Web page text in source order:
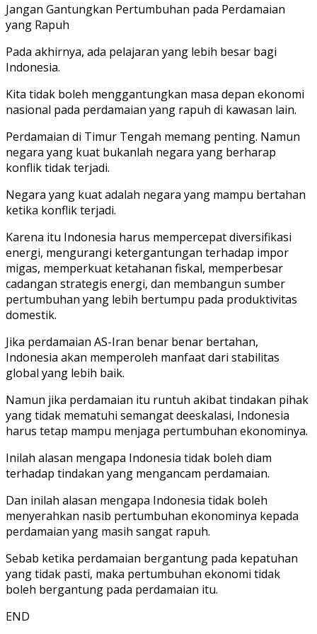
Jangan Gantungkan Pertumbuhan pada Perdamaian
yang Rapuh
Pada akhirnya, ada pelajaran yang lebih besar bagi
Indonesia.
Kita tidak boleh menggantungkan masa depan ekonomi
nasional pada perdamaian yang rapuh di kawasan lain.
Perdamaian di Timur Tengah memang penting. Namun
negara yang kuat bukanlah negara yang berharap
konflik tidak terjadi.
Negara yang kuat adalah negara yang mampu bertahan
ketika konflik terjadi.
Karena itu Indonesia harus mempercepat diversifikasi
energi, mengurangi ketergantungan terhadap impor
migas, memperkuat ketahanan fiskal, memperbesar
cadangan strategis energi, dan membangun sumber
pertumbuhan yang lebih bertumpu pada produktivitas
domestik.
Jika perdamaian AS-Iran benar benar bertahan,
Indonesia akan memperoleh manfaat dari stabilitas
global yang lebih baik.
Namun jika perdamaian itu runtuh akibat tindakan pihak
yang tidak mematuhi semangat deeskalasi, Indonesia
harus tetap mampu menjaga pertumbuhan ekonominya.
Inilah alasan mengapa Indonesia tidak boleh diam
terhadap tindakan yang mengancam perdamaian.
Dan inilah alasan mengapa Indonesia tidak boleh
menyerahkan nasib pertumbuhan ekonominya kepada
perdamaian yang masih sangat rapuh.
Sebab ketika perdamaian bergantung pada kepatuhan
yang tidak pasti, maka pertumbuhan ekonomi tidak
boleh bergantung pada perdamaian itu.
END